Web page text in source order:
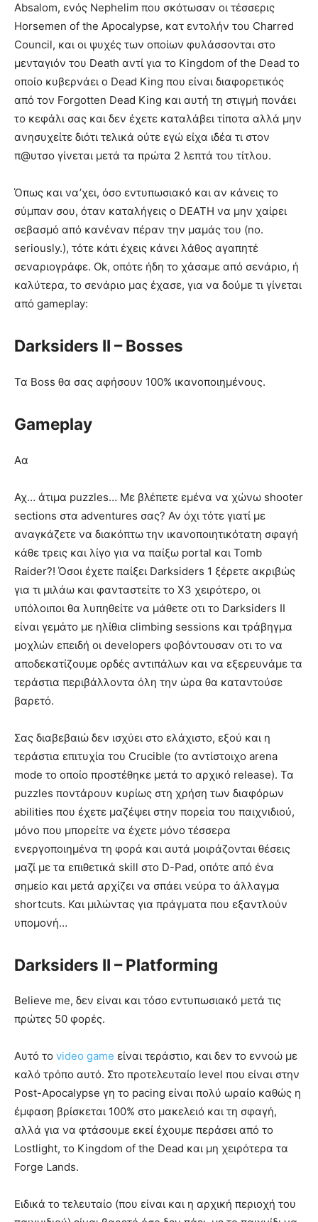
Absalom, ενός Nephelim που σκότωσαν οι τέσσερις
Horsemen of the Apocalypse, κατ εντολήν του Charred
Council, και οι ψυχές των οποίων φυλάσσονται στο
μενταγιόν του Death αντί για το Kingdom of the Dead το
οποίο κυβερνάει ο Dead King που είναι διαφορετικός
από τον Forgotten Dead King και αυτή τη στιγμή πονάει
το κεφάλι σας και δεν έχετε καταλάβει τίποτα αλλά μην
ανησυχείτε διότι τελικά ούτε εγώ είχα ιδέα τι στον
π@υτσο γίνεται μετά τα πρώτα 2 λεπτά του τίτλου.
Όπως και να’χει, όσο εντυπωσιακό και αν κάνεις το
σύμπαν σου, όταν καταλήγεις ο DΕΑΤΗ να μην χαίρει
σεβασμό από κανέναν πέραν την μαμάς του (no.
seriously.), τότε κάτι έχεις κάνει λάθος αγαπητέ
σεναριογράφε. Ok, οπότε ήδη το χάσαμε από σενάριο, ή
καλύτερα, το σενάριο μας έχασε, για να δούμε τι γίνεται
από gameplay:
Darksiders II – Bosses
Τα Boss θα σας αφήσουν 100% ικανοποιημένους.
Gameplay
Αα
Αχ… άτιμα puzzles… Με βλέπετε εμένα να χώνω shooter
sections στα adventures σας? Αν όχι τότε γιατί με
αναγκάζετε να διακόπτω την ικανοποιητικότατη σφαγή
κάθε τρεις και λίγο για να παίξω portal και Tomb
Raider?! Όσοι έχετε παίξει Darksiders 1 ξέρετε ακριβώς
για τι μιλάω και φανταστείτε το Χ3 χειρότερο, οι
υπόλοιποι θα λυπηθείτε να μάθετε οτι το Darksiders II
είναι γεμάτο με ηλίθια climbing sessions και τράβηγμα
μοχλών επειδή οι developers φοβόντουσαν οτι το να
αποδεκατίζουμε ορδές αντιπάλων και να εξερευνάμε τα
τεράστια περιβάλλοντα όλη την ώρα θα καταντούσε
βαρετό.
Σας διαβεβαιώ δεν ισχύει στο ελάχιστο, εξού και η
τεράστια επιτυχία του Crucible (το αντίστοιχο arena
mode το οποίο προστέθηκε μετά το αρχικό release). Τα
puzzles ποντάρουν κυρίως στη χρήση των διαφόρων
abilities που έχετε μαζέψει στην πορεία του παιχνιδιού,
μόνο που μπορείτε να έχετε μόνο τέσσερα
ενεργοποιημένα τη φορά και αυτά μοιράζονται θέσεις
μαζί με τα επιθετικά skill στο D-Pad, οπότε από ένα
σημείο και μετά αρχίζει να σπάει νεύρα το άλλαγμα
shortcuts. Και μιλώντας για πράγματα που εξαντλούν
υπομονή…
Darksiders II – Platforming
Believe me, δεν είναι και τόσο εντυπωσιακό μετά τις
πρώτες 50 φορές.
Αυτό το video game είναι τεράστιο, και δεν το εννοώ με
καλό τρόπο αυτό. Στο προτελευταίο level που είναι στην
Post-Apocalypse γη το pacing είναι πολύ ωραίο καθώς η
έμφαση βρίσκεται 100% στο μακελειό και τη σφαγή,
αλλά για να φτάσουμε εκεί έχουμε περάσει από το
Lostlight, το Kingdom of the Dead και μη χειρότερα τα
Forge Lands.
Ειδικά το τελευταίο (που είναι και η αρχική περιοχή του